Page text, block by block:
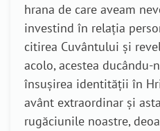
hrana de care aveam
investind în relația
citirea Cuvântului și
acolo, acestea ducându-
însușirea identității în
avânt extraordinar și
rugăciunile noastre,